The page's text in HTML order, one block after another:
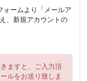
ォームより「メールア
、新規アカウントの
ますと、ご入力頂
ルをお送り致しま